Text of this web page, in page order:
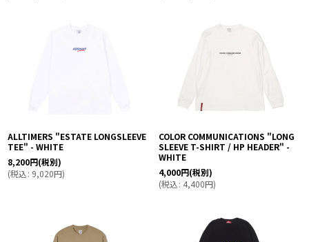
ALLTIMERS "ESTATE LONGSLEEVE
TEE" - WHITE
8,200円(税別)
(税込: 9,020円)
COLOR COMMUNICATIONS "LONG
SLEEVE T-SHIRT / HP HEADER" -
WHITE
4,000円(税別)
(税込: 4,400円)